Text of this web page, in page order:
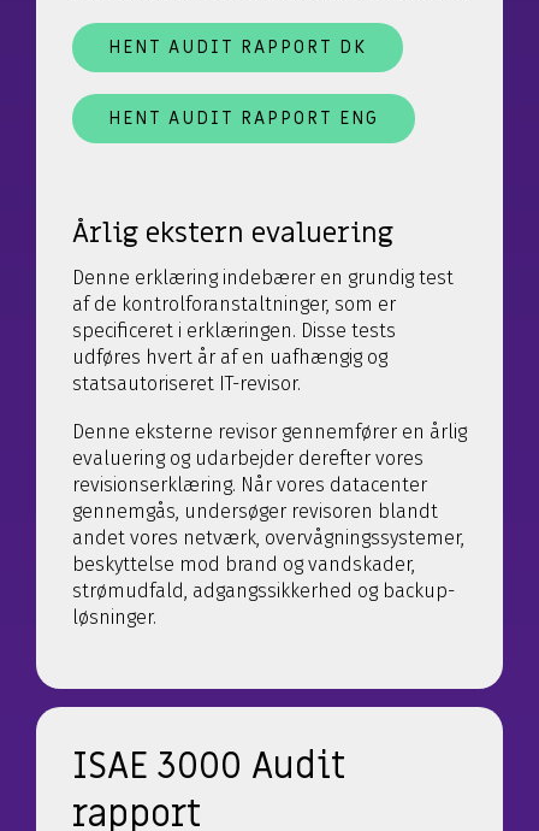
HENT AUDIT RAPPORT DK
HENT AUDIT RAPPORT ENG
Årlig ekstern evaluering
Denne erklæring indebærer en grundig test
af de kontrolforanstaltninger, som er
specificeret i erklæringen. Disse tests
udføres hvert år af en uafhængig og
statsautoriseret IT-revisor.
Denne eksterne revisor gennemfører en årlig
evaluering og udarbejder derefter vores
revisionserklæring. Når vores datacenter
gennemgås, undersøger revisoren blandt
andet vores netværk, overvågningssystemer,
beskyttelse mod brand og vandskader,
strømudfald, adgangssikkerhed og backup-
løsninger.
ISAE 3000 Audit
rapport